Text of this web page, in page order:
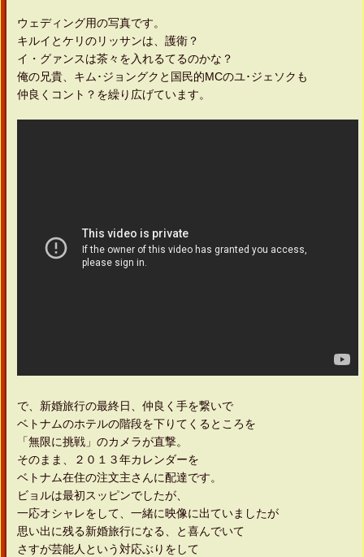
ウェディング用の写真です。
キルイとケリのリッサンは、護衛？
イ・グァンスは茶々を入れるてるのかな？
俺の兄貴、キム･ジョングクと国民的MCのユ･ジェソクも
仲良くコント？を繰り広げています。
で、新婚旅行の最終日、仲良く手を繋いで
ベトナムのホテルの階段を下りてくるところを
「無限に挑戦」のカメラが直撃。
そのまま、２０１３年カレンダーを
ベトナム在住の注文主さんに配達です。
ビョルは最初スッピンでしたが、
一応オシャレをして、一緒に映像に出ていましたが
思い出に残る新婚旅行になる、と喜んでいて
さすが芸能人という対応ぶりをして